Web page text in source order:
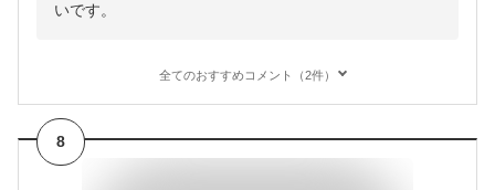
いです。
全てのおすすめコメント（2件）
8